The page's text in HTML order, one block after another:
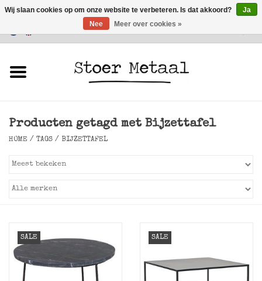
Klantenservice
Verlichting
SALE
Producten getagd met Bijzettafel
HOME / TAGS / BIJZETTAFEL
SALE SALE
Wij slaan cookies op om onze website te verbeteren. Is dat akkoord?
Ja
Nee
Meer over cookies »